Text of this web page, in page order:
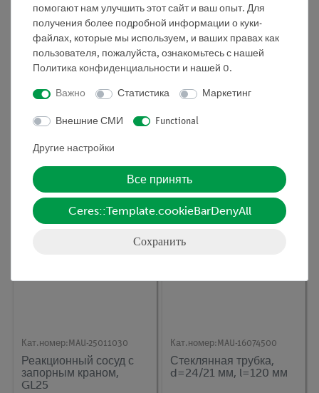
Кат.номер:MAU-16074544
d=8 мм, l=250 мм, 10
Кат.номер:
Кат.номер: MAU-25011030
Реакционный сосуд с
запорным краном,
GL25
Кат.номер: MAU-16074500
Стеклянная трубка,
d=24/21 мм, l=120 мм
помогают нам улучшить этот сайт и ваш опыт. Для
получения более подробной информации о куки-
файлах, которые мы используем, и ваших правах как
пользователя, пожалуйста, ознакомьтесь с нашей
Политика конфиденциальности и нашей 0.
Важно Статистика Маркетинг
Внешние СМИ Functional
Другие настройки
Все принять
Ceres::Template.cookieBarDenyAll
Сохранить